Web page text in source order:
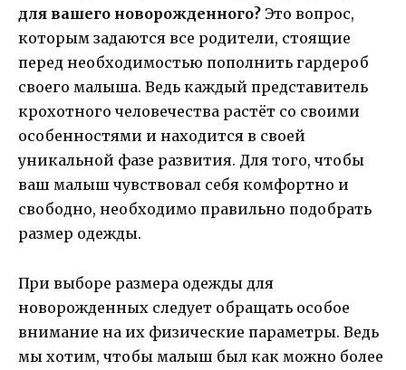
для вашего новорожденного? Это вопрос,
которым задаются все родители, стоящие
перед необходимостью пополнить гардероб
своего малыша. Ведь каждый представитель
крохотного человечества растёт со своими
особенностями и находится в своей
уникальной фазе развития. Для того, чтобы
ваш малыш чувствовал себя комфортно и
свободно, необходимо правильно подобрать
размер одежды.
При выборе размера одежды для
новорожденных следует обращать особое
внимание на их физические параметры. Ведь
мы хотим, чтобы малыш был как можно более